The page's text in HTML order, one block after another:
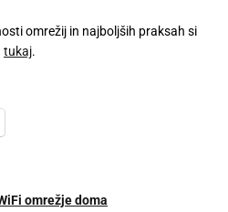
omrežij in najboljših praksah si
tukaj.
omrežje doma